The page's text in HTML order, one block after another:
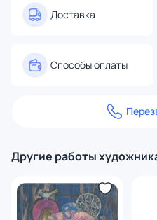
Доставка
Способы оплаты
Другие работы